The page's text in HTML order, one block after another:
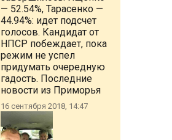
— 52.54%, Тарасенко —
44.94%: идет подсчет
голосов. Кандидат от
НПСР побеждает, пока
режим не успел
придумать очередную
гадость. Последние
новости из Приморья
16 сентября 2018, 14:47